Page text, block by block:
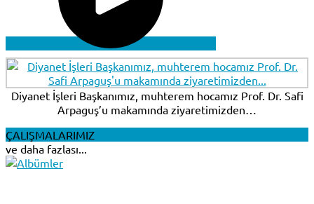
Diyanet İşleri Başkanımız, muhterem hocamız Prof. Dr. Safi
Arpaguş’u makamında ziyaretimizden…
ÇALIŞMALARIMIZ
ve daha fazlası...